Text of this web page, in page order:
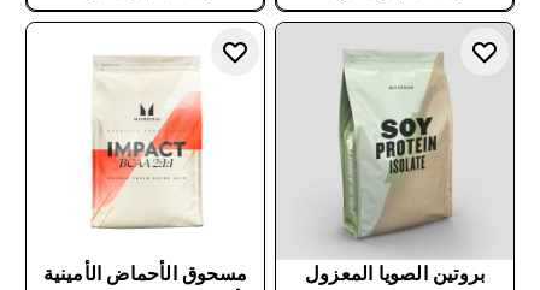
بروتين الصويا المعزول
مسحوق الأحماض الأمينية